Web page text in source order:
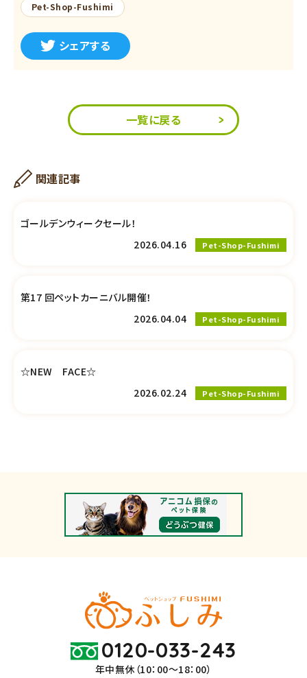
Pet-Shop-Fushimi
シェアする
一覧に戻る
関連記事
ゴールデンウィークセール！
2026.04.16
Pet-Shop-Fushimi
第17 回ペットカーニバル開催！
2026.04.04
Pet-Shop-Fushimi
☆NEW FACE☆
2026.02.24
Pet-Shop-Fushimi
0120-033-243
年中無休（10：00～18：00）